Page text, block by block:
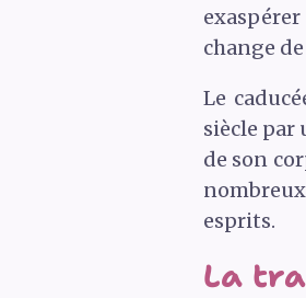
change
Le
siècle par
de son
esprits.
La